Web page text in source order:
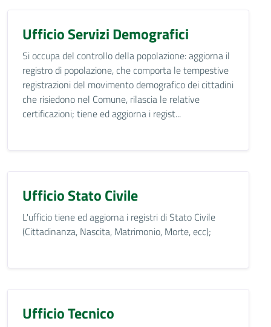
Ufficio Servizi Demografici
Si occupa del controllo della popolazione: aggiorna il
registro di popolazione, che comporta le tempestive
registrazioni del movimento demografico dei cittadini
che risiedono nel Comune, rilascia le relative
certificazioni; tiene ed aggiorna i regist...
Ufficio Stato Civile
L'ufficio tiene ed aggiorna i registri di Stato Civile
(Cittadinanza, Nascita, Matrimonio, Morte, ecc);
Ufficio Tecnico